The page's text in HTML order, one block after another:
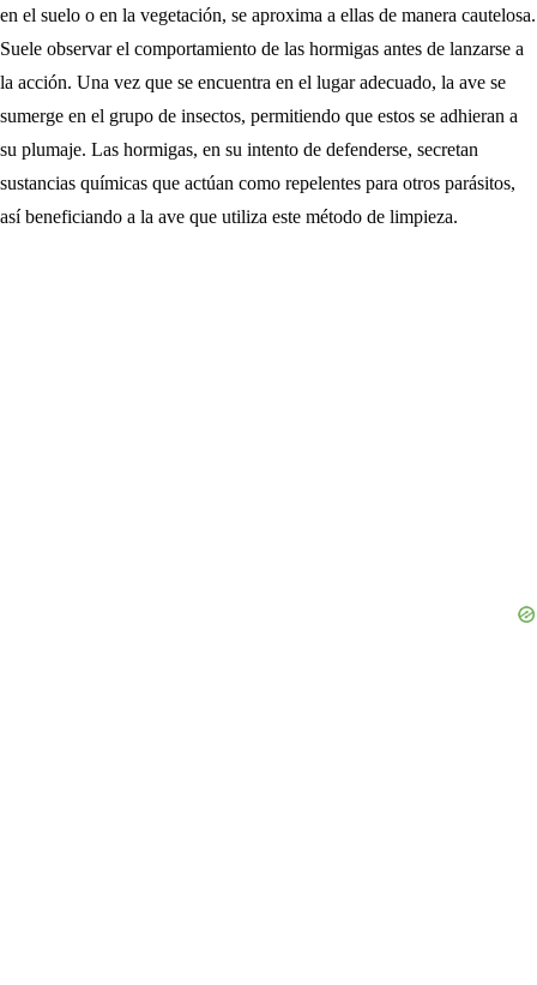
en el suelo o en la vegetación, se aproxima a ellas de manera cautelosa.
Suele observar el comportamiento de las hormigas antes de lanzarse a
la acción. Una vez que se encuentra en el lugar adecuado, la ave se
sumerge en el grupo de insectos, permitiendo que estos se adhieran a
su plumaje. Las hormigas, en su intento de defenderse, secretan
sustancias químicas que actúan como repelentes para otros parásitos,
así beneficiando a la ave que utiliza este método de limpieza.